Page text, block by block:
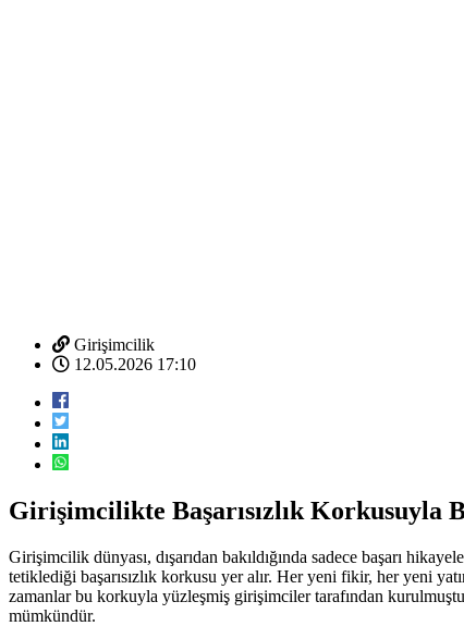
Girişimcilik
12.05.2026 17:10
Girişimcilikte Başarısızlık Korkusuyla
Girişimcilik dünyası, dışarıdan bakıldığında sadece başarı
tetiklediği başarısızlık korkusu yer alır. Her yeni fikir, her yeni
zamanlar bu korkuyla yüzleşmiş girişimciler tarafından
mümkündür.